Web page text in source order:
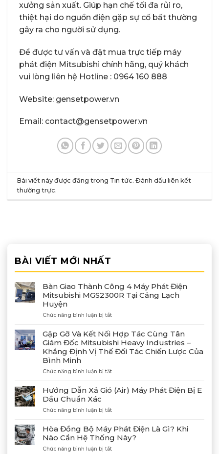
xưởng sản xuất. Giúp hạn chế tối đa rủi ro,
thiệt hại do nguồn điện gặp sự cố bất thường
gây ra cho người sử dụng.
Để được tư vấn và đặt mua trực tiếp máy
phát điện Mitsubishi chính hãng, quý khách
vui lòng liên hệ Hotline : 0964 160 888
Website: gensetpower.vn
Email: contact@gensetpower.vn
Bài viết này được đăng trong Tin tức. Đánh dấu liên kết
thường trực.
BÀI VIẾT MỚI NHẤT
Bàn Giao Thành Công 4 Máy Phát Điện
Mitsubishi MGS2300R Tại Cảng Lạch
Huyện
Chức năng bình luận bị tắtở
Giao
Thành
Công
4
Phát
MGS2300R
Cảng
Gặp Gỡ Và Kết Nối Hợp Tác Cùng Tân
Giám Đốc Mitsubishi Heavy Industries –
Khẳng Định Vị Thế Đối Tác Chiến Lược Của
Bình Minh
Chức năng bình luận bị tắtở
Gỡ
Và
Nối
Tác
Cùng
Tân
Giám
Hướng Dẫn Xả Gió (Air) Máy Phát Điện Bị E
Dầu Chuẩn Xác
Chức năng bình luận bị tắtở
Dẫn
Xả
Gió
(Air)
Hòa Đồng Bộ Máy Phát Điện Là Gì? Khi
Nào Cần Hệ Thống Này?
Chức năng bình luận bị tắtở